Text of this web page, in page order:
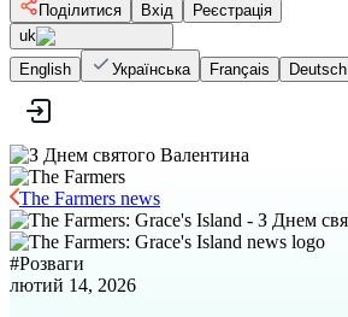
Поділитися
Вхід
Реєстрація
uk
English
Українська Français Deutsch
The Farmers news
#Розваги
лютий 14, 2026